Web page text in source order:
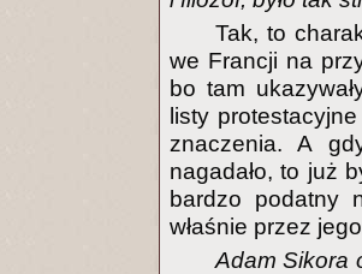
Tak, to
we Francji na
bo tam
listy
znaczenia. A
nagadało, to już
bardzo podatny
właśnie przez
Adam Sikora